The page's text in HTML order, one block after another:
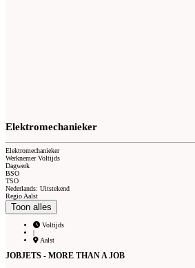
Elektromechanieker
Elektromechanieker
Werknemer Voltijds
Dagwerk
BSO
TSO
Nederlands: Uitstekend
Regio Aalst
Toon alles
Voltijds
|
Aalst
JOBJETS - MORE THAN A JOB